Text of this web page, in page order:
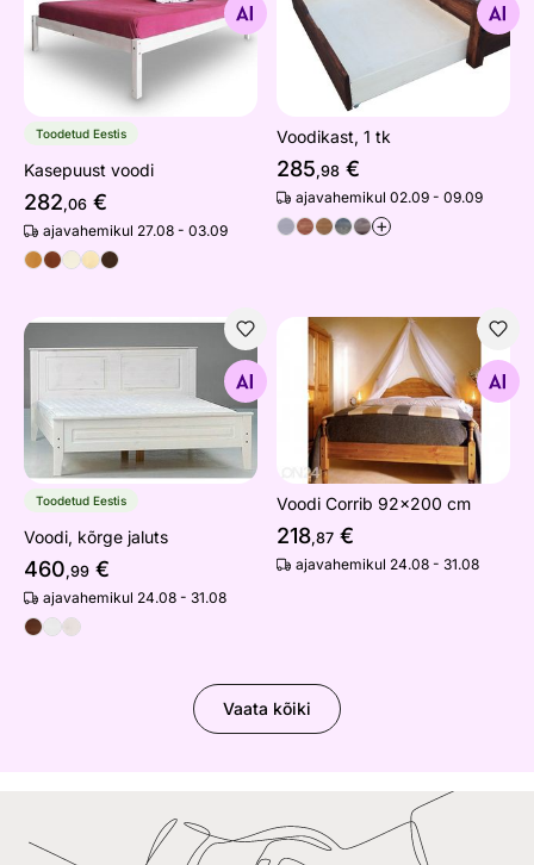
Otsi sarnaseid
Toodetud Eestis
Kasepuust voodi
282,06 €
ajavahemikul 27.08 - 03.09
Otsi sarnaseid
Voodikast, 1 tk
285,98 €
ajavahemikul 02.09 - 09.09
+
Voodi, kõrge jaluts
Toodetud Eestis
Voodi, kõrge jaluts
460,99 €
ajavahemikul 24.08 - 31.08
Voodi Corrib 92x200 cm
Otsi sarnaseid
Voodi Corrib 92x200 cm
218,87 €
ajavahemikul 24.08 - 31.08
Vaata kõiki